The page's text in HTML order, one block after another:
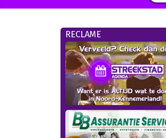
RECLAME